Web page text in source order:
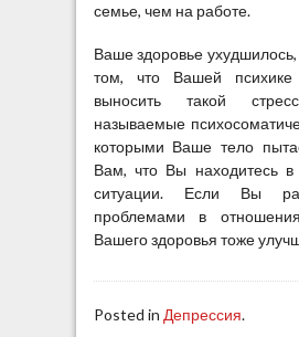
семье, чем на работе.
Ваше здоровье ухудшилось,
том, что Вашей психике
выносить такой
называемые
которыми Ваше тело
Вам, что Вы находитесь
ситуации. Если Вы
проблемами в
Вашего здоровья тоже
Posted in Депрессия.